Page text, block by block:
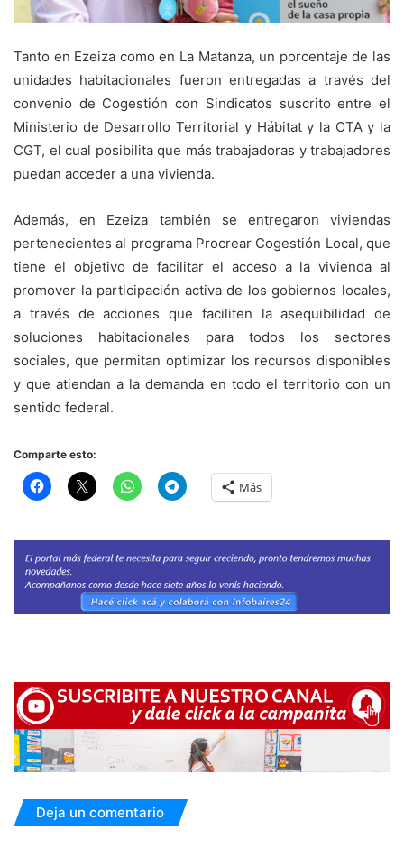
Tanto en Ezeiza como en La Matanza, un porcentaje de las
unidades habitacionales fueron entregadas a través del
convenio de Cogestión con Sindicatos suscrito entre el
Ministerio de Desarrollo Territorial y Hábitat y la CTA y la
CGT, el cual posibilita que más trabajadoras y trabajadores
puedan acceder a una vivienda.
Además, en Ezeiza también se entregaron viviendas
pertenecientes al programa Procrear Cogestión Local, que
tiene el objetivo de facilitar el acceso a la vivienda al
promover la participación activa de los gobiernos locales,
a través de acciones que faciliten la asequibilidad de
soluciones habitacionales para todos los sectores
sociales, que permitan optimizar los recursos disponibles
y que atiendan a la demanda en todo el territorio con un
sentido federal.
Comparte esto:
Más
Deja un comentario